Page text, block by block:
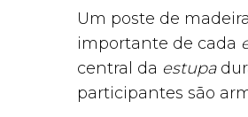
Um poste de
importante de cada
central da estupa
participantes são